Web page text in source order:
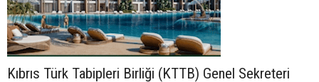
Kıbrıs Türk Tabipleri Birliği (KTTB) Genel Sekreteri